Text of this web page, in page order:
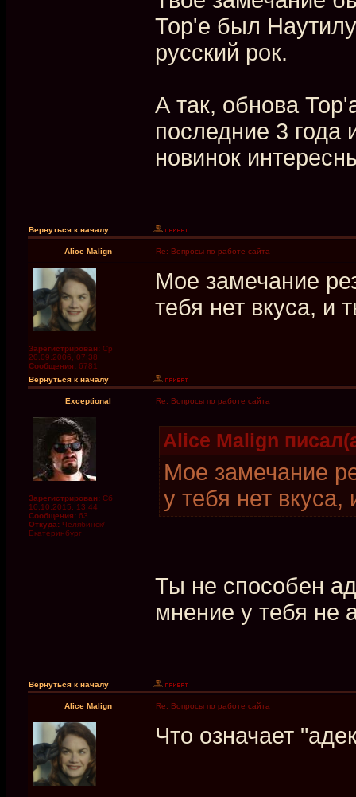
Тор'е был
русский рок.
А так, обнова
последние 3 года
новинок
Вернуться к началу
Alice Malign Re: Вопросы по работе сайта
Зарегистрирован: Ср
20.09.2006, 07:38
Сообщения: 6781
Мое замечание
тебя нет вкуса, и
Вернуться к началу
Exceptional Re: Вопросы по работе сайта
Зарегистрирован: Сб
10.10.2015, 13:44
Сообщения: 63
Откуда: Челябинск/
Екатеринбург
Alice Malign
Мое замечание
у тебя нет
Ты не способен
мнение у тебя не
Вернуться к началу
Alice Malign Re: Вопросы по работе сайта
Что означает